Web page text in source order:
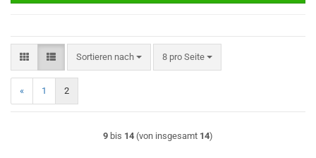
Sortieren nach
Sortieren nach 8 pro Seite
pro Seite
« 1 2
9 bis 14 (von insgesamt 14)